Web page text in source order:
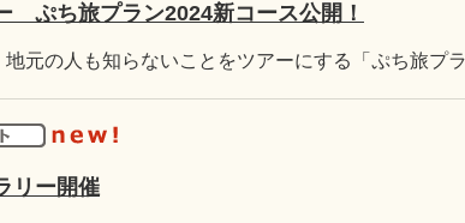
ぷち旅プラン2024新コース公開！
リー開催